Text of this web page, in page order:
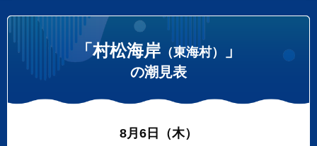
「村松海岸 （東海村） 」
の潮見表
8月6日（木）